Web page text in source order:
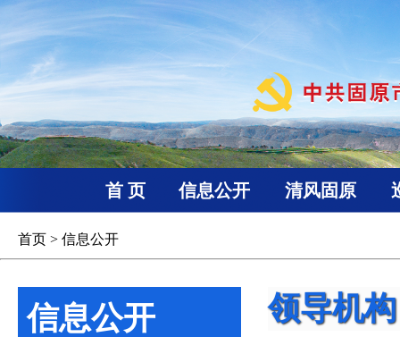
首 页 信息公开 清风固原
首页 > 信息公开
信息公开 领导机构